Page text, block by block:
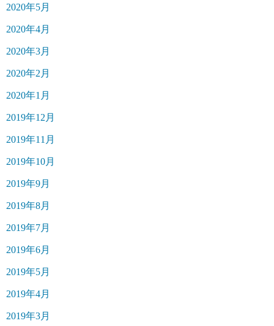
2020年5月
2020年4月
2020年3月
2020年2月
2020年1月
2019年12月
2019年11月
2019年10月
2019年9月
2019年8月
2019年7月
2019年6月
2019年5月
2019年4月
2019年3月